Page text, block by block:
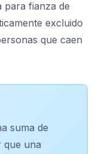
para fianza de
excluido
que caen
suma de
que una